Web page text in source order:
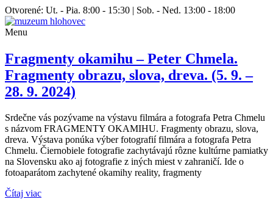
Otvorené: Ut. - Pia. 8:00 - 15:30 | Sob. - Ned. 13:00 - 18:00
Menu
Fragmenty okamihu – Peter Chmela.
Fragmenty obrazu, slova, dreva. (5. 9. –
28. 9. 2024)
Srdečne vás pozývame na výstavu filmára a fotografa Petra Chmelu
s názvom FRAGMENTY OKAMIHU. Fragmenty obrazu, slova,
dreva. Výstava ponúka výber fotografií filmára a fotografa Petra
Chmelu. Čiernobiele fotografie zachytávajú rôzne kultúrne pamiatky
na Slovensku ako aj fotografie z iných miest v zahraničí. Ide o
fotoaparátom zachytené okamihy reality, fragmenty
Čítaj viac